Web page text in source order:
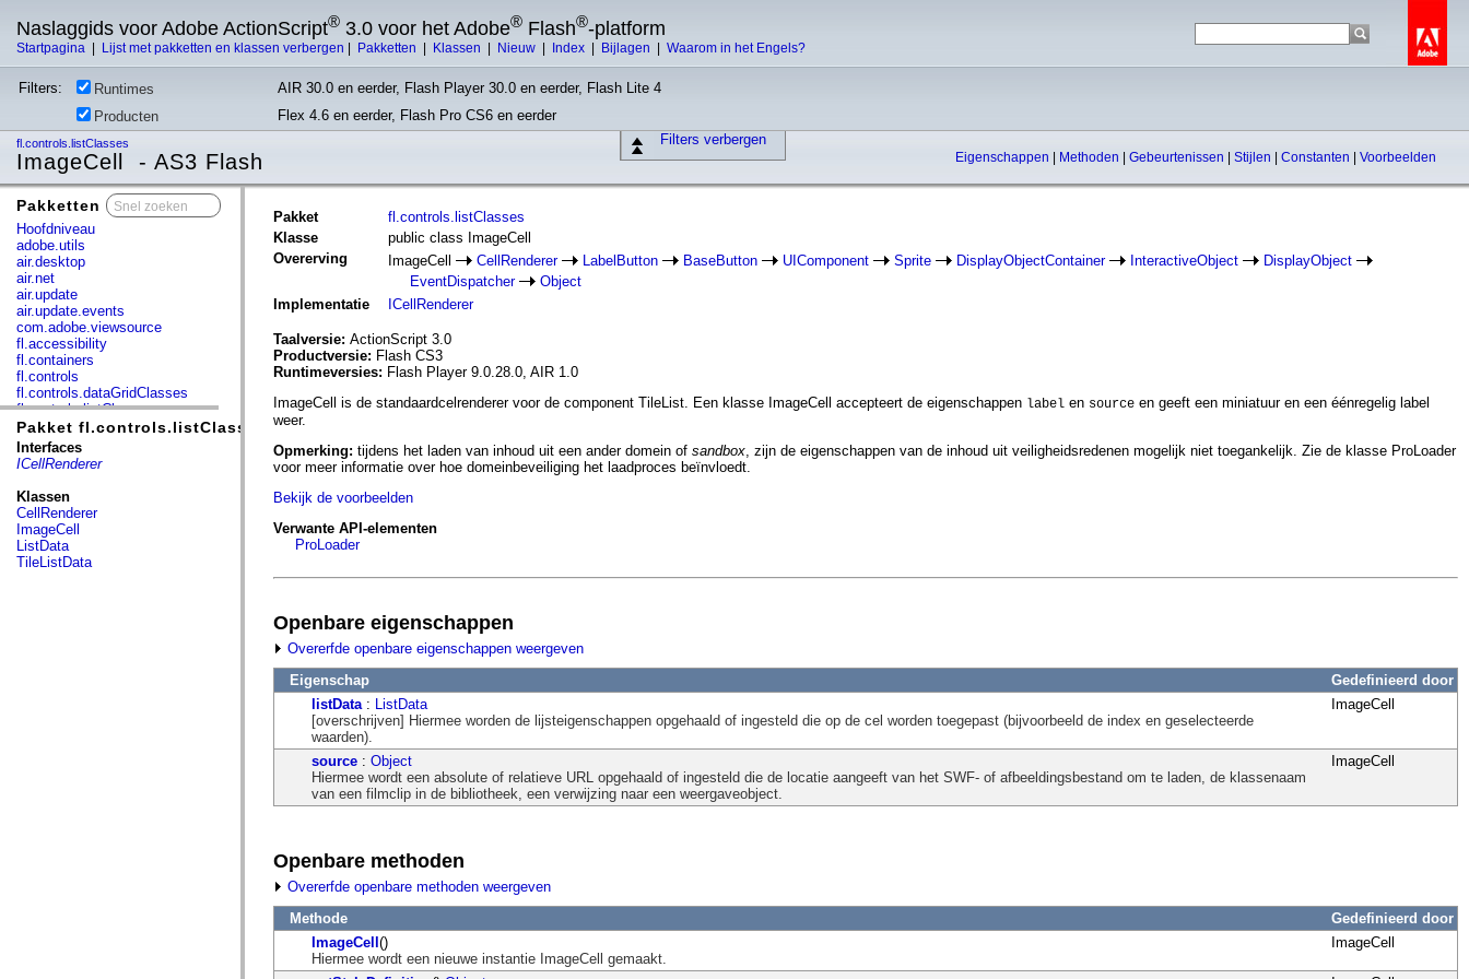
Naslaggids voor Adobe ActionScript® 3.0 voor het Adobe® Flash®-platform
Startpagina Lijst met pakketten en klassen verbergen Pakketten Klassen Nieuw Index Bijlagen Waarom in het Engels?
Filters: Runtimes
AIR 30.0 en eerder, Flash Player 30.0 en eerder, Flash Lite 4
Producten
Flex 4.6 en eerder, Flash Pro CS6 en eerder
Filters verbergen
fl.controls.listClasses
ImageCell - AS3 Flash Eigenschappen Methoden Gebeurtenissen Stijlen Constanten Voorbeelden
Pakketten
Hoofdniveau
adobe.utils
air.desktop
air.net
air.update
air.update.events
com.adobe.viewsource
fl.accessibility
fl.containers
fl.controls
fl.controls.dataGridClasses
fl.controls.listClasses
fl.controls.progressBarClasses
fl.core
fl.data
fl.events
fl.ik
fl.lang
fl.livepreview
fl.managers
Pakket fl.controls.listClasses
Interfaces
ICellRenderer
Klassen
CellRenderer
ImageCell
ListData
TileListData
Pakket
fl.controls.listClasses
Klasse
public class ImageCell
Overerving
ImageCell CellRenderer LabelButton BaseButton UIComponent Sprite DisplayObjectContainer InteractiveObject
DisplayObject
EventDispatcher
Object
Implementatie
ICellRenderer
Taalversie: ActionScript 3.0
Productversie: Flash CS3
Runtimeversies: Flash Player 9.0.28.0, AIR 1.0
ImageCell is de standaardcelrenderer voor de component TileList. Een klasse ImageCell accepteert de eigenschappen label en source en geeft een miniatuur en een éénregelig label
weer.
Opmerking: tijdens het laden van inhoud uit een ander domein of sandbox, zijn de eigenschappen van de inhoud uit veiligheidsredenen mogelijk niet toegankelijk. Zie de klasse ProLoader
voor meer informatie over hoe domeinbeveiliging het laadproces beïnvloedt.
Bekijk de voorbeelden
Verwante API-elementen
ProLoader
Openbare eigenschappen
Overerfde openbare eigenschappen weergeven
Eigenschap
Gedefinieerd door
listData : ListData
[overschrijven] Hiermee worden de lijsteigenschappen opgehaald of ingesteld die op de cel worden toegepast (bijvoorbeeld de index en geselecteerde
waarden).
ImageCell
source : Object
Hiermee wordt een absolute of relatieve URL opgehaald of ingesteld die de locatie aangeeft van het SWF- of afbeeldingsbestand om te laden, de klassenaam
van een filmclip in de bibliotheek, een verwijzing naar een weergaveobject.
ImageCell
Openbare methoden
Overerfde openbare methoden weergeven
Methode
Gedefinieerd door
ImageCell()
Hiermee wordt een nieuwe instantie ImageCell gemaakt.
ImageCell